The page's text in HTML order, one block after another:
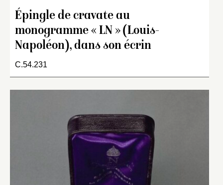
Épingle de cravate au
monogramme « LN » (Louis-
Napoléon), dans son écrin
C.54.231